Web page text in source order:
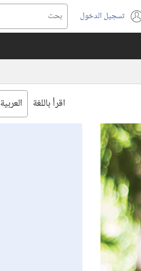
تسجيل الدخول
(يفتح
نافذة
اقرأ باللغة